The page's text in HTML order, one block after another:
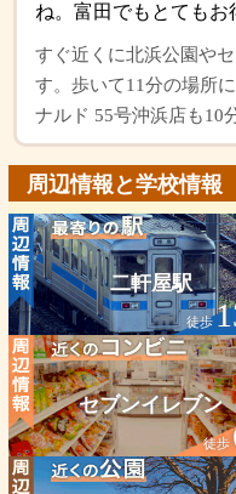
ね。富田でもとてもお
すぐ近くに北浜公園や
す。歩いて11分の場所
ナルド 55号沖浜店も10
周辺情報と学校情報
二軒屋駅
徒歩
セブンイレブン
徒歩